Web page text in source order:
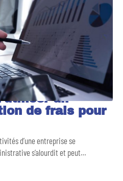
un
de frais pour
d’une entreprise se
s’alourdit et peut…